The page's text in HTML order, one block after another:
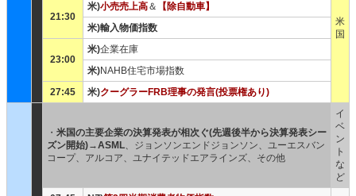
米
国
21:30
米)小売売上高＆
【除自動車】
米)輸入物価指数
23:00
米)企業在庫
米)NAHB住宅市場指数
27:45
米)クーグラーFRB理事の発言(投票権あり)
・ 米国の主要企業の決算発表が相次ぐ(先週後半から決算発表シー
ズン開始)→ASML、ジョンソンエンドジョンソン、ユーエスバン
コープ、アルコア、ユナイテッドエアラインズ、その他
イ
ベ
ン
ト
な
ど